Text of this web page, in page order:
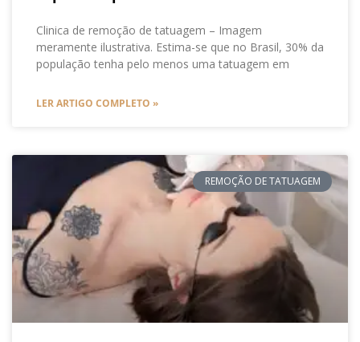
Clinica de remoção de tatuagem – Imagem
meramente ilustrativa. Estima-se que no Brasil, 30% da
população tenha pelo menos uma tatuagem em
LER ARTIGO COMPLETO »
REMOÇÃO DE TATUAGEM